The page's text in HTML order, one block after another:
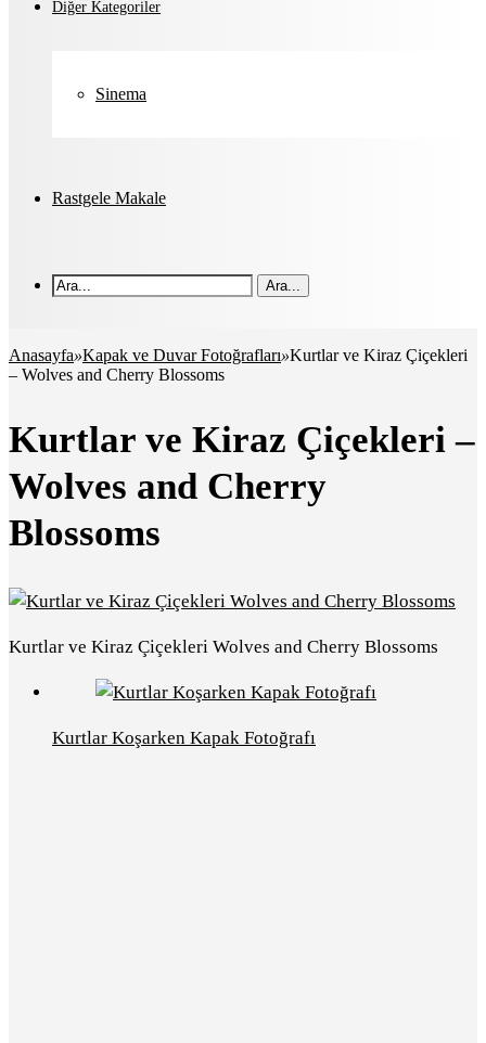
Diğer Kategoriler
Sinema
Rastgele Makale
Ara...
Anasayfa»Kapak ve Duvar Fotoğrafları»Kurtlar ve Kiraz Çiçekleri
– Wolves and Cherry Blossoms
Kurtlar ve Kiraz Çiçekleri –
Wolves and Cherry
Blossoms
Kurtlar ve Kiraz Çiçekleri Wolves and Cherry Blossoms
Kurtlar Koşarken Kapak Fotoğrafı